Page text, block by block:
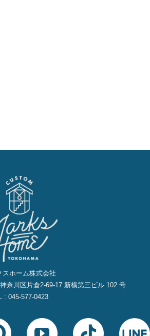
スホーム株式会社
川区片倉2‐69‐17 新横第三ビル 102 号
: 045-577-0423